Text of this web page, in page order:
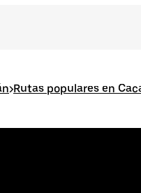
>Rutas populares en